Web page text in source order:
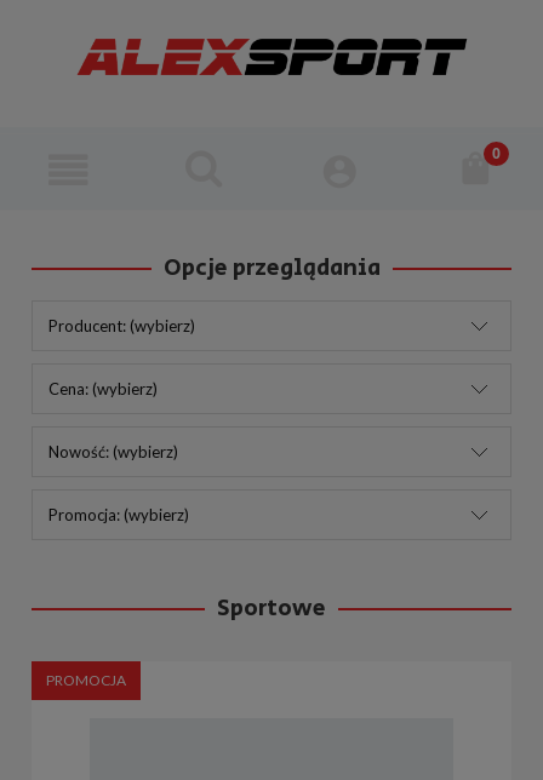
Opcje przeglądania
Producent: (wybierz)
Cena: (wybierz)
Nowość: (wybierz)
Promocja: (wybierz)
Sportowe
PROMOCJA